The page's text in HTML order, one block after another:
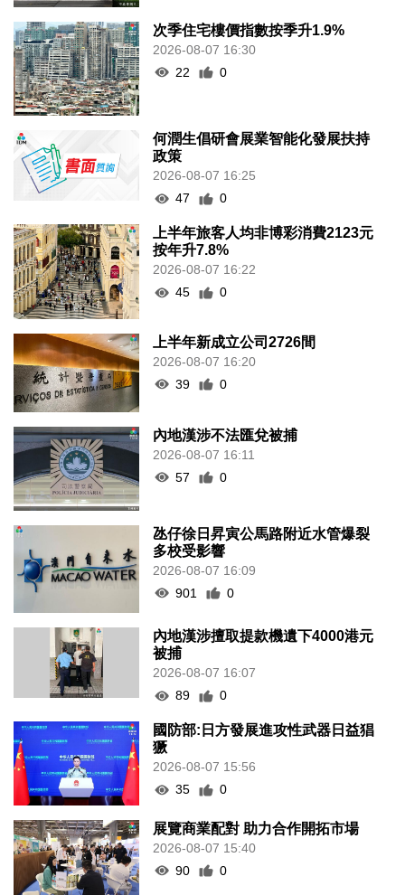
次季住宅樓價指數按季升1.9%
2026-08-07 16:30
22
0
何潤生倡研會展業智能化發展扶持
政策
2026-08-07 16:25
47
0
上半年旅客人均非博彩消費2123元
按年升7.8%
2026-08-07 16:22
45
0
上半年新成立公司2726間
2026-08-07 16:20
39
0
內地漢涉不法匯兌被捕
2026-08-07 16:11
57
0
氹仔徐日昇寅公馬路附近水管爆裂
多校受影響
2026-08-07 16:09
901
0
內地漢涉擅取提款機遺下4000港元
被捕
2026-08-07 16:07
89
0
國防部:日方發展進攻性武器日益猖
獗
2026-08-07 15:56
35
0
展覽商業配對 助力合作開拓市場
2026-08-07 15:40
90
0